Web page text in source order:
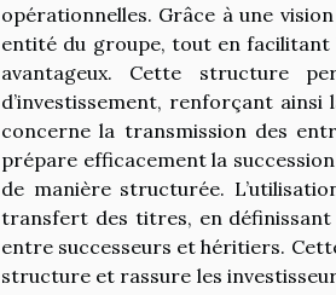
opérationnelles. Grâce à une
entité du groupe, tout en facilitant
avantageux. Cette structure
d’investissement, renforçant
concerne la transmission des
prépare efficacement la
de manière structurée.
transfert des titres, en
entre successeurs et héritiers.
structure et rassure les